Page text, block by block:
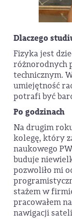
Dlaczego
Fizyka jest
różnorodnych
technicznym.
umiejętność
potrafi być
Po godzinach
Na drugim
kolegę, który
naukowego
buduje
pozwoliło mi
stażem w
pracowałem
nawigacji